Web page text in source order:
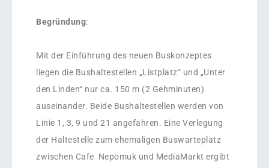
Begründung:
Mit der Einführung des neuen Buskonzeptes
liegen die Bushaltestellen „Listplatz“ und „Unter
den Linden“ nur ca. 150 m (2 Gehminuten)
auseinander. Beide Bushaltestellen werden von
Linie 1, 3, 9 und 21 angefahren. Eine Verlegung
der Haltestelle zum ehemaligen Buswarteplatz
zwischen Cafe Nepomuk und MediaMarkt ergibt